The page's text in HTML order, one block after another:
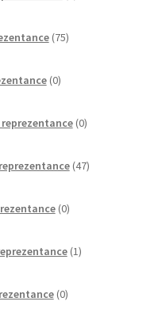
75izdelkov
0izdelkov
0izdelkov
47izdelkov
0izdelkov
1izdelek
0izdelkov